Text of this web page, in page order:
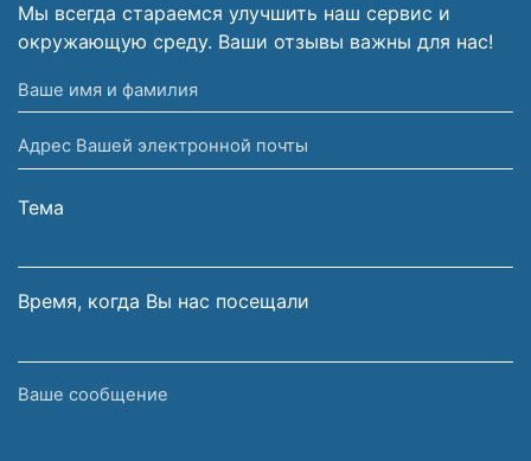
Мы всегда стараемся улучшить наш сервис и
окружающую среду. Ваши отзывы важны для нас!
Ваше
имя
и
фамилия
Адрес
Вашей
электронной
Тема
Время, когда Вы нас посещали
Ваше